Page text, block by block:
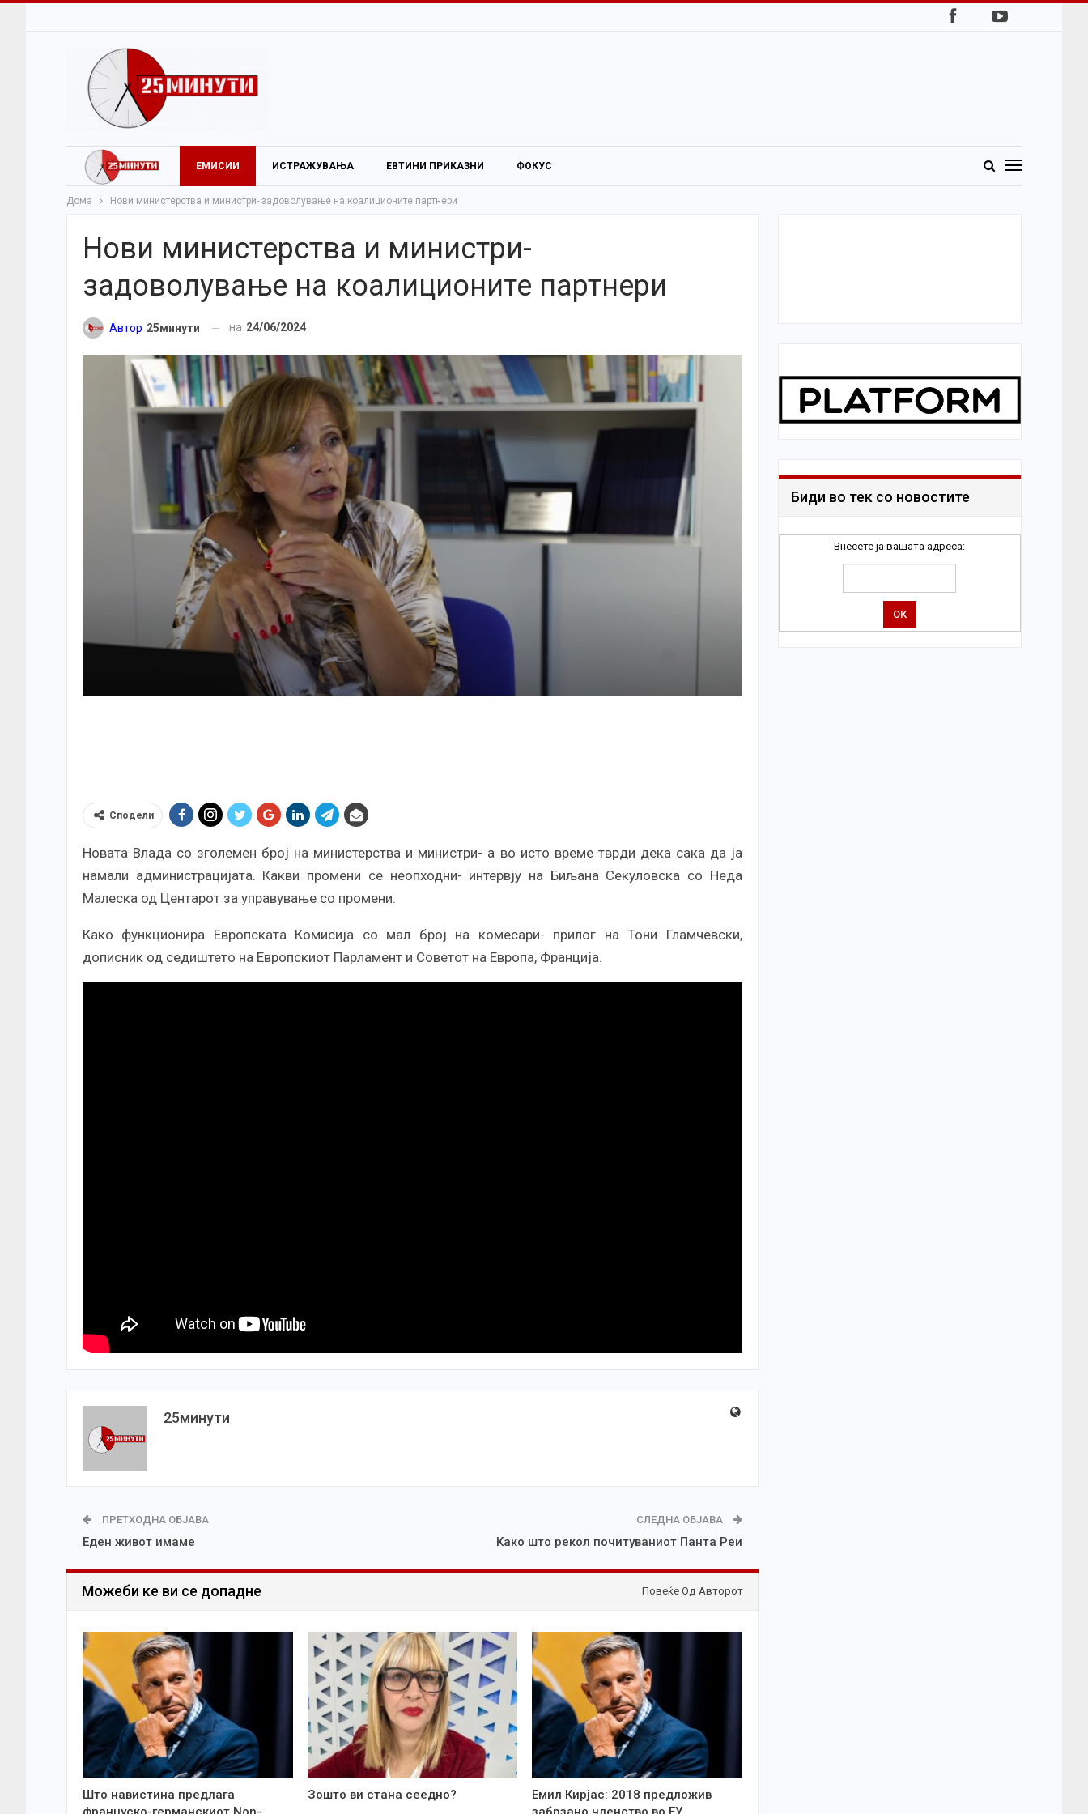
ЕМИСИИ ИСТРАЖУВАЊА ЕВТИНИ ПРИКАЗНИ ФОКУС
Дома Нови министерства и министри- задоволување на коалиционите партнери
Нови министерства и министри-
задоволување на коалиционите партнери
Автор 25минути на 24/06/2024
Сподели
Новата Влада со зголемен број на министерства и министри- а во исто време тврди дека сака да ја
намали администрацијата. Какви промени се неопходни- интервју на Биљана Секуловска со Неда
Малеска од Центарот за управување со промени.
Како функционира Европската Комисија со мал број на комесари- прилог на Тони Гламчевски,
дописник од седиштето на Европскиот Парламент и Советот на Европа, Франција.
25минути
ПРЕТХОДНА ОБЈАВА
Еден живот имаме
СЛЕДНА ОБЈАВА
Како што рекол почитуваниот Панта Реи
Можеби ке ви се допадне Повеќе Од Авторот
Што навистина предлага
Зошто ви стана сеедно?
Емил Кирјас: 2018 предложив
Биди во тек со новостите
Внесете ја вашата адреса: